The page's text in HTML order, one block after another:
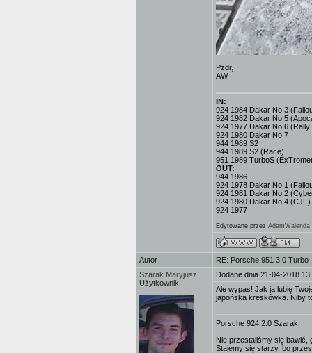
Pzdr,
AW
IN:
924 1984 Dakar No.3
924 1982 Dakar No.5
924 1977 Dakar No.6
924 1980 Dakar No.7
944 1989 S2
944 1989 S2 (Race)
951 1989 TurboS
OUT:
944 1986
924 1978 Dakar No.1
924 1981 Dakar No.2
924 1980 Dakar No.4 (CJF)
924 1977
Edytowane przez AdamWalenda
Autor
RE: Porsche 951 3.0 Turbo
Szarak Maryjusz
Użytkownik
Dodane dnia 21-04-2018
Ale wypas! Jak ja lubię
japońska kreskówka. Niby
Porsche 924 2.0 Szarak
Nie przestaliśmy się bawić,
Stajemy się starzy, bo